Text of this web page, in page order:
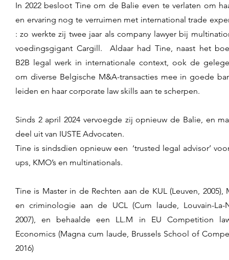
In 2022 besloot Tine om de Balie even te verlaten om
en ervaring nog te verruimen met international trade
: zo werkte zij twee jaar als company lawyer bij
voedingsgigant Cargill. Aldaar had Tine, naast het
B2B legal werk in internationale context, ook de
om diverse Belgische M&A-transacties mee in goede
leiden en haar corporate law skills aan te scherpen.
Sinds 2 april 2024 vervoegde zij opnieuw de Balie, en
deel uit van IUSTE Advocaten.
Tine is sindsdien opnieuw een ‘trusted legal advisor’
ups, KMO’s en multinationals.
Tine is Master in de Rechten aan de KUL (Leuven, 2005),
en criminologie aan de UCL (Cum laude, Louvain-La-
2007), en behaalde een LL.M in EU Competition
Economics (Magna cum laude, Brussels School of
2016)